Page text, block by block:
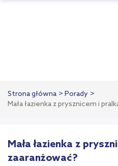
Strona główna
Porady
Mała łazienka z prysznicem i
Mała łazienka z
zaaranżować?